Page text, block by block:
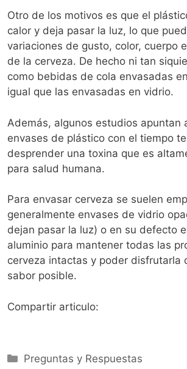
Otro de los motivos es que el
calor y deja pasar la luz, lo que
variaciones de gusto, color, cuerpo
de la cerveza. De hecho ni tan
como bebidas de cola envasadas
igual que las envasadas en vidrio.
Además, algunos estudios apuntan
envases de plástico con el tiempo
desprender una toxina que es
para salud humana.
Para envasar cerveza se suelen
generalmente envases de vidrio
dejan pasar la luz) o en su defecto
aluminio para mantener todas las
cerveza intactas y poder disfrutarla
sabor posible.
Compartir articulo:
Categorías
Preguntas y Respuestas